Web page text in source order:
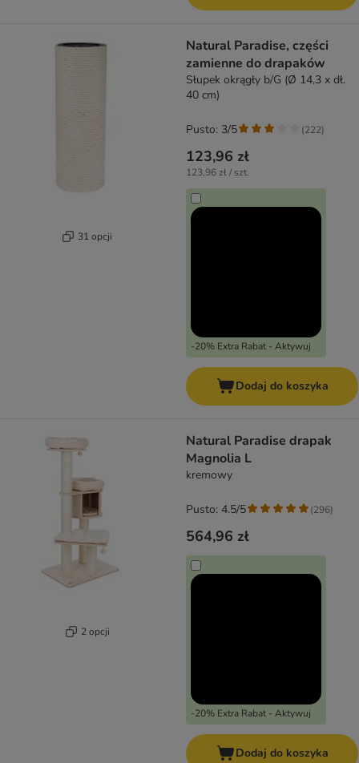
31 opcji
Natural Paradise, części
zamienne do drapaków
Słupek okrągły b/G (Ø 14,3 x dł.
40 cm)
123,96 zł
123,96 zł / szt.
-20% Extra Rabat - Aktywuj
Pusto: 3/5 (222)
Dodaj do koszyka
2 opcji
Natural Paradise drapak
Magnolia L
kremowy
564,96 zł
-20% Extra Rabat - Aktywuj
Pusto: 4.5/5 (296)
Dodaj do koszyka